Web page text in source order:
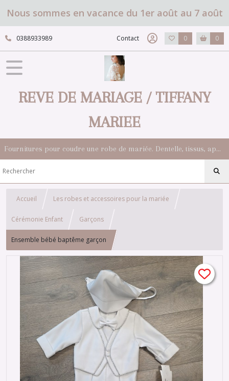
Nous sommes en vacance du 1er août au 7 août
0388933989 Contact 0 0
REVE DE MARIAGE / TIFFANY
MARIEE
Fournitures pour coudre une robe de mariée. Dentelle, tissus, appliqués, galons, boutons. Robes et accessoires pour la mariée.
Accueil Les robes et accessoires pour la mariée
Cérémonie Enfant Garçons
Ensemble bébé baptême garçon